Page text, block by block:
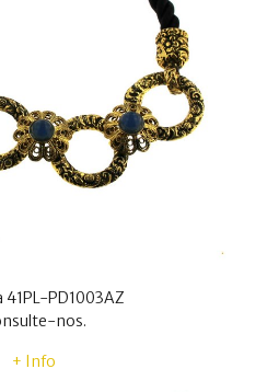
41PL-PD1003AZ
nos.
+ Info